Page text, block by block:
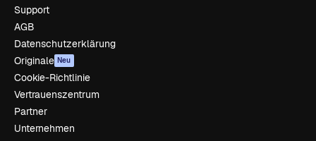
Support
AGB
Datenschutzerklärung
Originale Neu
Cookie-Richtlinie
Vertrauenszentrum
Partner
Unternehmen